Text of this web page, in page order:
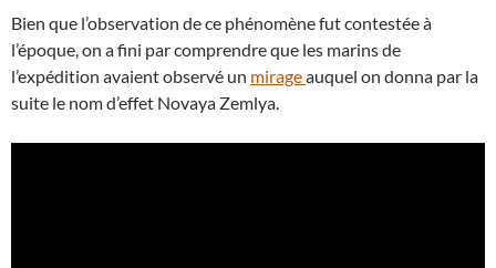
Bien que l’observation de ce phénomène fut contestée à
l’époque, on a fini par comprendre que les marins de
l’expédition avaient observé un mirageauquel on donna par la
suite le nom d’effet Novaya Zemlya.